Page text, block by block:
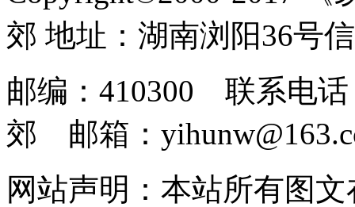
郊 地址：湖南浏阳36号
邮编：410300 联系电
郊 邮箱：
网站声明：本站所有图